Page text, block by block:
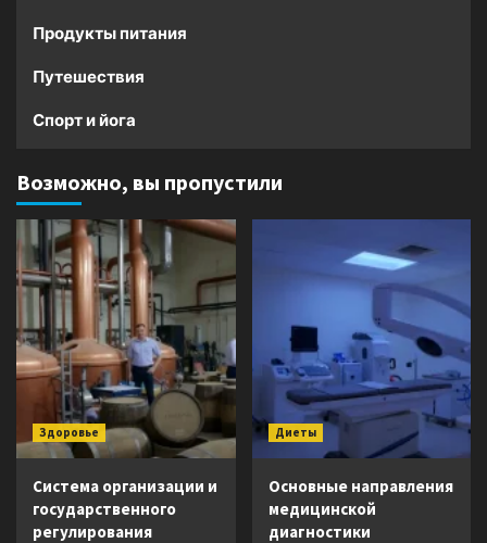
Продукты питания
Путешествия
Спорт и йога
Возможно, вы пропустили
Здоровье
Система организации и
государственного
регулирования
Диеты
Основные направления
медицинской
диагностики